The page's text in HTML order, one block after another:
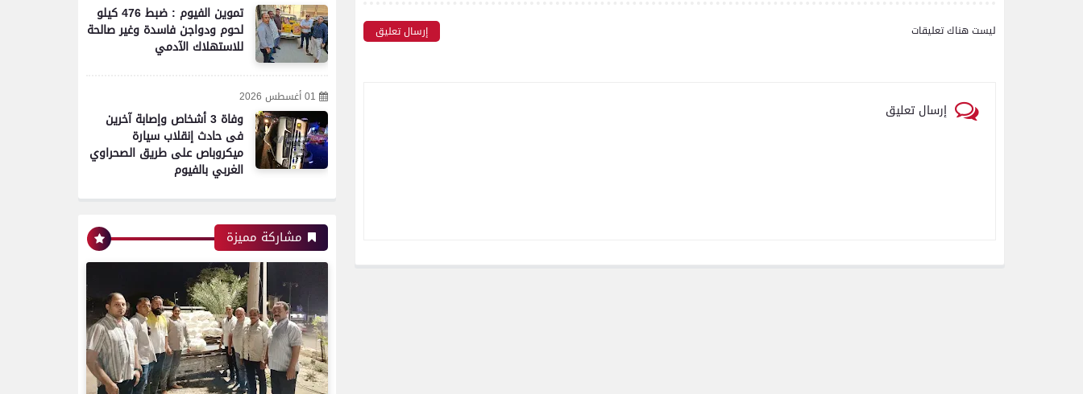
ليست هناك تعليقات إرسال تعليق
إرسال تعليق
تموين الفيوم : ضبط 476 كيلو
لحوم ودواجن فاسدة وغير صالحة
للاستهلاك الآدمي
01 أغسطس 2026
وفاة 3 أشخاص وإصابة آخرين
فى حادث إنقلاب سيارة
ميكروباص على طريق الصحراوي
الغربي بالفيوم
مشاركة مميزة
محافظات
تموين الفيوم ضبط سيارة نقل
محملة بـ 1750 كيلو جبنة
مجهولة المصدر وغير صالحة
للاستهلاك الآدمي